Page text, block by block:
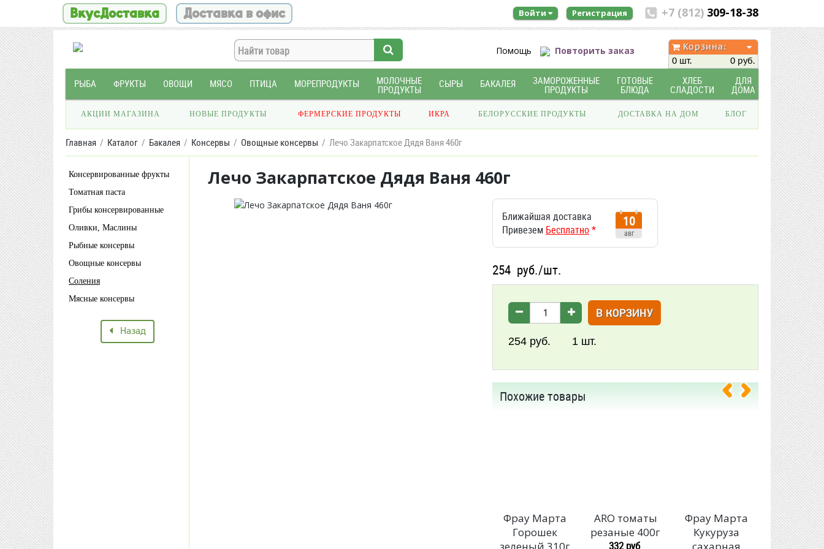
ВкусДоставка Доставка в офис +7 (812) 309-18-38
Войти Регистрация
Помощь Повторить заказ
Корзина:
0 шт.
0 руб.
РЫБА ФРУКТЫ ОВОЩИ МЯСО ПТИЦА МОРЕПРОДУКТЫ МОЛОЧНЫЕ
ПРОДУКТЫ
СЫРЫ БАКАЛЕЯ ЗАМОРОЖЕННЫЕ
ПРОДУКТЫ
ГОТОВЫЕ
БЛЮДА
ХЛЕБ
СЛАДОСТИ
ДЛЯ
ДОМА
АКЦИИ МАГАЗИНА НОВЫЕ ПРОДУКТЫ ФЕРМЕРСКИЕ ПРОДУКТЫ ИКРА БЕЛОРУССКИЕ ПРОДУКТЫ ДОСТАВКА НА ДОМ БЛОГ
Главная Каталог Бакалея Консервы Овощные консервы Лечо Закарпатское Дядя Ваня 460г
Консервированные фрукты
Томатная паста
Грибы консервированные
Оливки, Маслины
Рыбные консервы
Овощные консервы
Соления
Мясные консервы
Назад
Лечо Закарпатское Дядя Ваня 460г
Ближайшая доставка
Привезем Бесплатно*
10
авг
254 руб./шт.
В КОРЗИНУ
254 руб. 1 шт.
Похожие товары
Фрау Марта
Горошек
ARO томаты
резаные 400г
332 руб
Фрау Марта
Кукуруза
погребок